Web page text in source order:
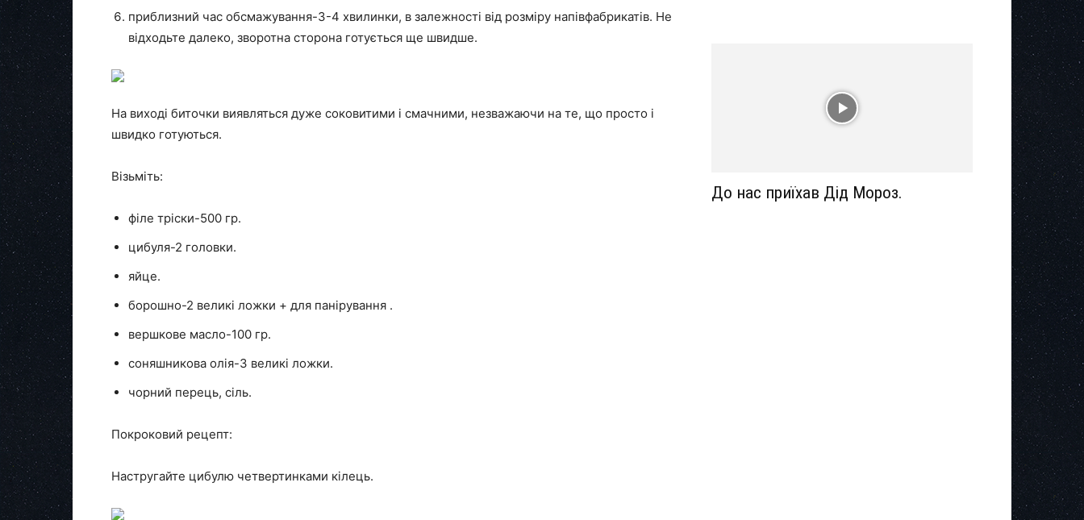
приблизний час обсмажування-3-4 хвилинки, в залежності від розміру напівфабрикатів. Не
відходьте далеко, зворотна сторона готується ще швидше.
На виході биточки виявляться дуже соковитими і смачними, незважаючи на те, що просто і
швидко готуються.
Візьміть:
філе тріски-500 гр.
цибуля-2 головки.
яйце.
борошно-2 великі ложки + для панірування .
вершкове масло-100 гр.
соняшникова олія-3 великі ложки.
чорний перець, сіль.
Покроковий рецепт:
Настругайте цибулю четвертинками кілець.
До нас приїхав Дід Мороз.